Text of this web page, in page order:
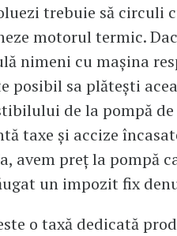
trebuie să circuli
motorul termic.
nimeni cu mașina
posibil sa plătești
de la pompă
taxe și accize
avem preț la pompă
un impozit fix
o taxă dedicată